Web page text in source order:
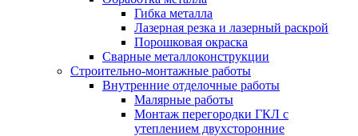
Гибка металла
Лазерная резка и лазерный раскрой
Порошковая окраска
Сварные металлоконструкции
Строительно-монтажные работы
Внутренние отделочные работы
Малярные работы
Монтаж перегородки ГКЛ с
утеплением двухсторонние